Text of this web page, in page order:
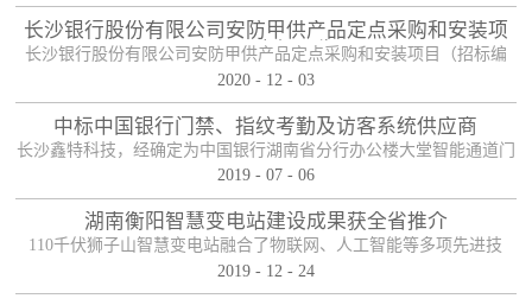
定贵单位为本项目2包的入围供应商。中标产品：防护舱
长沙银行股份有限公司安防甲供产品定点采购和安装项
目——中标公告
长沙银行股份有限公司安防甲供产品定点采购和安装项目（招标编
号：0646-204HNGL500）评标工作已经结束，经评标委员会认真评
的中标人。包一采购内容为：1、甲级木质防火门；2、防尾随联动互
锁安全门；3、自助银行安全防护门；4、甲级防盗安全门（优质
钢）；5、钢化玻璃自动感应门、防砸玻璃自动感应，和电机；6、银
行专用防盗卷帘门（含电机、控...
2020 - 12 - 03
中标中国银行门禁、指纹考勤及访客系统供应商
长沙鑫特科技，经确定为中国银行湖南省分行办公楼大堂智能通道门
禁、指纹考勤、访客系统采购项目供应商。门禁指纹考勤系统
2019 - 07 - 06
湖南衡阳智慧变电站建设成果获全省推介
110千伏狮子山智慧变电站融合了物联网、人工智能等多项先进技
术，是设备侧电力物联网建设在专业领域的最佳实践。”近日，国网
2019 - 12 - 24